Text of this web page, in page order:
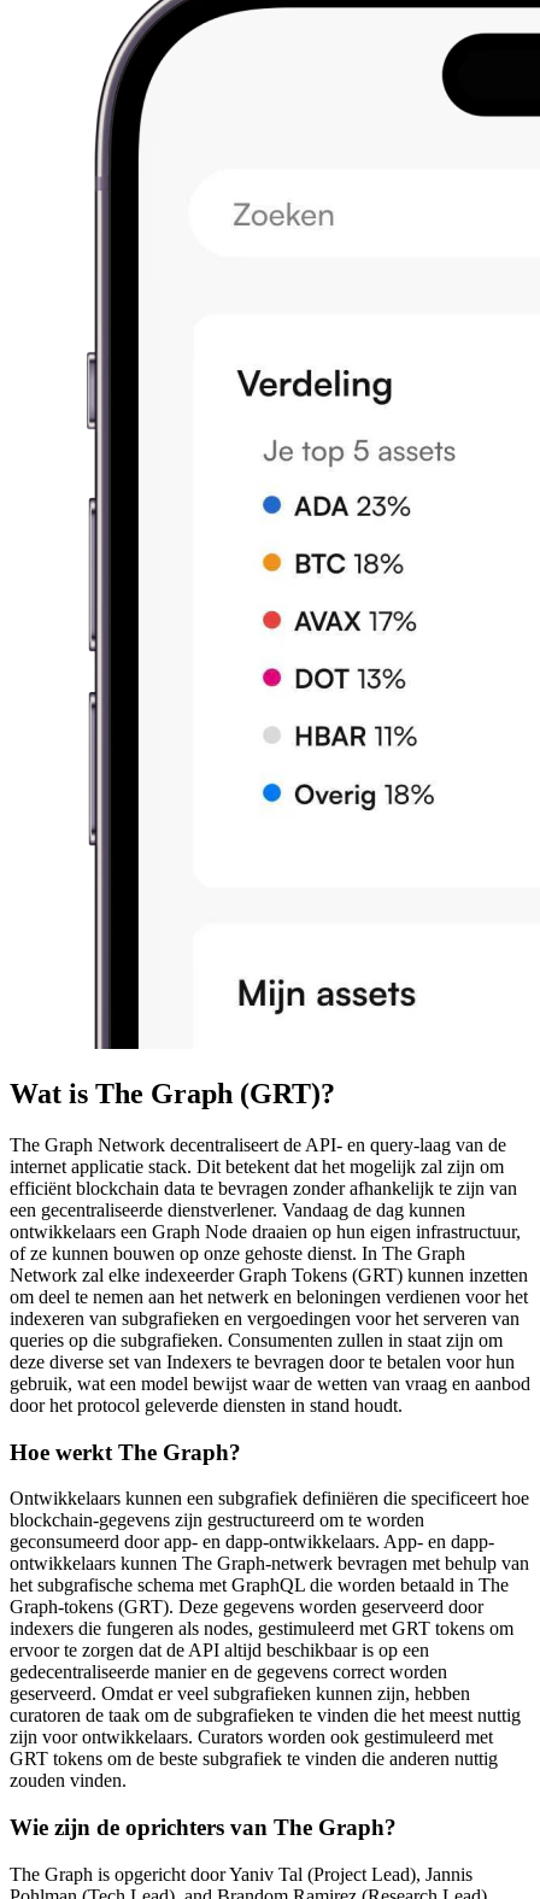
Wat is The Graph (GRT)?
The Graph Network decentraliseert de API- en query-laag van de
internet applicatie stack. Dit betekent dat het mogelijk zal zijn om
efficiënt blockchain data te bevragen zonder afhankelijk te zijn van
een gecentraliseerde dienstverlener. Vandaag de dag kunnen
ontwikkelaars een Graph Node draaien op hun eigen infrastructuur,
of ze kunnen bouwen op onze gehoste dienst. In The Graph
Network zal elke indexeerder Graph Tokens (GRT) kunnen inzetten
om deel te nemen aan het netwerk en beloningen verdienen voor het
indexeren van subgrafieken en vergoedingen voor het serveren van
queries op die subgrafieken. Consumenten zullen in staat zijn om
deze diverse set van Indexers te bevragen door te betalen voor hun
gebruik, wat een model bewijst waar de wetten van vraag en aanbod
door het protocol geleverde diensten in stand houdt.
Hoe werkt The Graph?
Ontwikkelaars kunnen een subgrafiek definiëren die specificeert hoe
blockchain-gegevens zijn gestructureerd om te worden
geconsumeerd door app- en dapp-ontwikkelaars. App- en dapp-
ontwikkelaars kunnen The Graph-netwerk bevragen met behulp van
het subgrafische schema met GraphQL die worden betaald in The
Graph-tokens (GRT). Deze gegevens worden geserveerd door
indexers die fungeren als nodes, gestimuleerd met GRT tokens om
ervoor te zorgen dat de API altijd beschikbaar is op een
gedecentraliseerde manier en de gegevens correct worden
geserveerd. Omdat er veel subgrafieken kunnen zijn, hebben
curatoren de taak om de subgrafieken te vinden die het meest nuttig
zijn voor ontwikkelaars. Curators worden ook gestimuleerd met
GRT tokens om de beste subgrafiek te vinden die anderen nuttig
zouden vinden.
Wie zijn de oprichters van The Graph?
The Graph is opgericht door Yaniv Tal (Project Lead), Jannis